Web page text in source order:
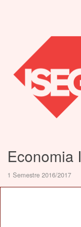
Economia I
1 Semestre 2016/2017